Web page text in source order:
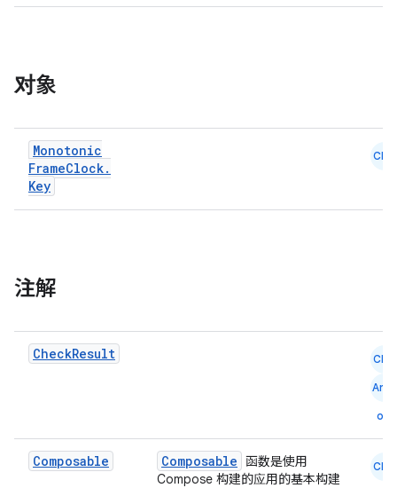
对象
Monotonic
FrameClock.
Key
CMN
注解
CheckResult CMN
Andr
oid
Composable Composable 函数是使用
Compose 构建的应用的基本构建
CMN